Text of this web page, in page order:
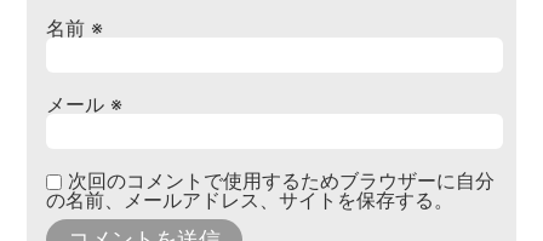
名前 ※
メール ※
次回のコメントで使用するためブラウザーに自分
の名前、メールアドレス、サイトを保存する。